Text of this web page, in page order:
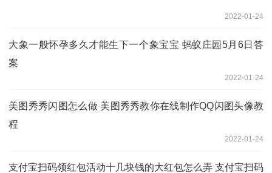
2022-01-24
大象一般怀孕多久才能生下一个象宝宝 蚂蚁庄园5月6日答
案
2022-01-24
美图秀秀闪图怎么做 美图秀秀教你在线制作QQ闪图头像教
程
2022-01-24
支付宝扫码领红包活动十几块钱的大红包怎么弄 支付宝扫码